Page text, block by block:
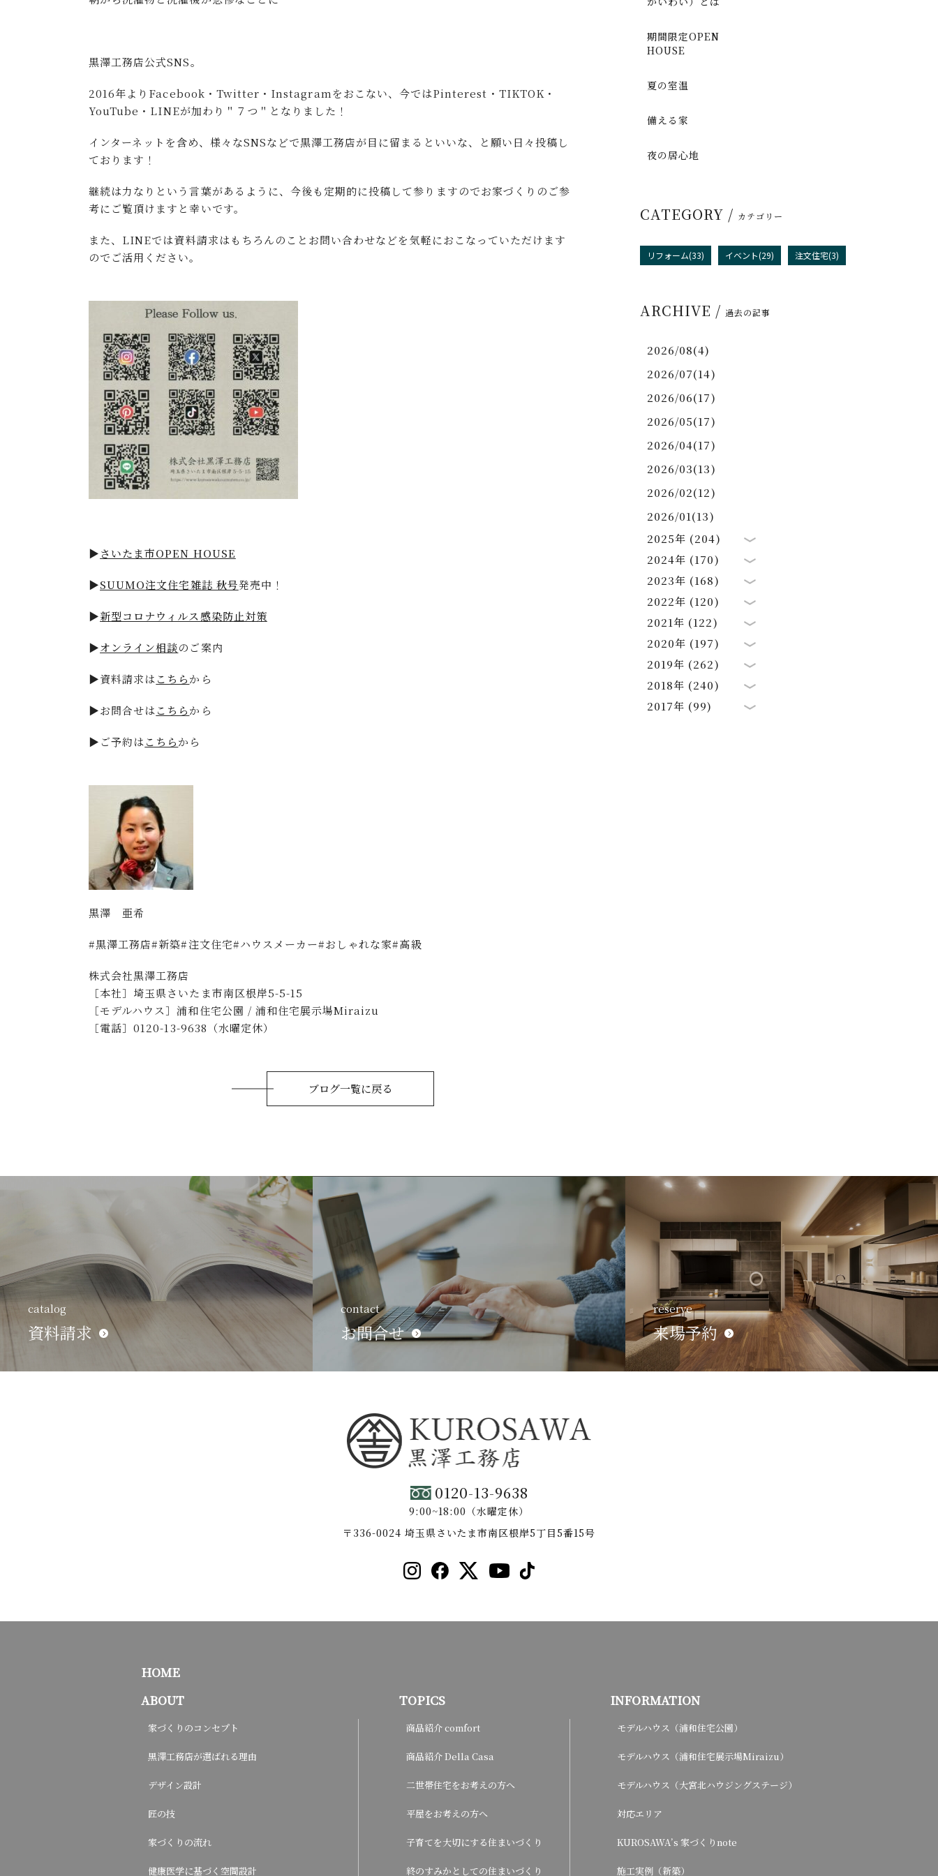
黒澤工務店公式SNS。
2016年よりFacebook・Twitter・Instagramをおこない、今ではPinterest・TIKTOK・
YouTube・LINEが加わり＂７つ＂となりました！
インターネットを含め、様々なSNSなどで黒澤工務店が目に留まるといいな、と願い日々投稿し
ております！
継続は力なりという言葉があるように、今後も定期的に投稿して参りますのでお家づくりのご参
考にご覧頂けますと幸いです。
また、LINEでは資料請求はもちろんのことお問い合わせなどを気軽におこなっていただけます
のでご活用ください。
▶さいたま市OPEN HOUSE
▶SUUMO注文住宅雑誌 秋号発売中！
▶新型コロナウィルス感染防止対策
▶オンライン相談のご案内
▶資料請求はこちらから
▶お問合せはこちらから
▶ご予約はこちらから
黒澤 亜希
#黒澤工務店#新築#注文住宅#ハウスメーカー#おしゃれな家#高級
株式会社黒澤工務店
［本社］埼玉県さいたま市南区根岸5-5-15
［モデルハウス］浦和住宅公園 / 浦和住宅展示場Miraizu
［電話］0120-13-9638（水曜定休）
ブログ一覧に戻る
期間限定OPEN
HOUSE
夏の室温
備える家
夜の居心地
CATEGORY / カテゴリー
リフォーム(33) イベント(29) 注文住宅(3)
ARCHIVE / 過去の記事
2026/08(4)
2026/07(14)
2026/06(17)
2026/05(17)
2026/04(17)
2026/03(13)
2026/02(12)
2026/01(13)
2025年 (204)
2024年 (170)
2023年 (168)
2022年 (120)
2021年 (122)
2020年 (197)
2019年 (262)
2018年 (240)
2017年 (99)
catalog
資料請求
contact
お問合せ
reserve
来場予約
0120-13-9638
9:00~18:00（水曜定休）
〒336-0024 埼玉県さいたま市南区根岸5丁目5番15号
HOME
ABOUT
家づくりのコンセプト
黒澤工務店が選ばれる理由
デザイン設計
匠の技
家づくりの流れ
健康医学に基づく空間設計
TOPICS
商品紹介 comfort
商品紹介 Della Casa
二世帯住宅をお考えの方へ
平屋をお考えの方へ
子育てを大切にする住まいづくり
終のすみかとしての住まいづくり
INFORMATION
モデルハウス（浦和住宅公園）
モデルハウス（浦和住宅展示場Miraizu）
モデルハウス（大宮北ハウジングステージ）
対応エリア
KUROSAWA’s 家づくりnote
施工実例（新築）